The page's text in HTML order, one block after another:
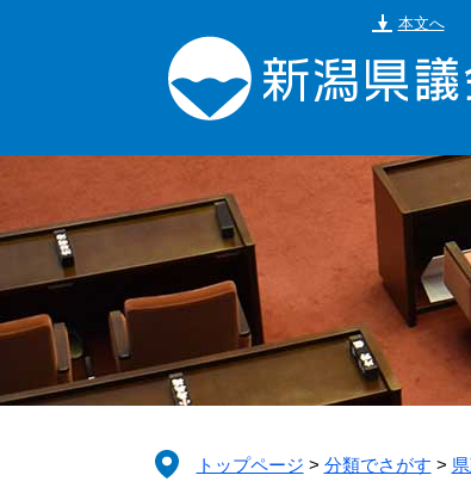
頭
飛
て
へ
本文へ
トップページ > 分類でさがす >